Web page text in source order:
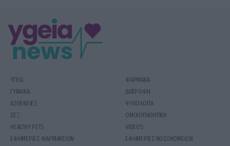
ΥΓΕΙΑ
ΦΑΡΜΑΚΑ
ΓΥΝΑΙΚΑ
ΔΙΑΤΡΟΦΗ
ΑΣΘΕΝΕΙΕΣ
ΨΥΧΟΛΟΓΙΑ
ΣΕΞ
ΟΜΟΙΟΠΑΘΗΤΙΚΗ
HEALTHY PETS
VIDEOS
ΕΦΗΜΕΡΙΕΣ ΦΑΡΜΑΚΕΙΩΝ
ΕΦΗΜΕΡΙΕΣ ΝΟΣΟΚΟΜΕΙΩΝ